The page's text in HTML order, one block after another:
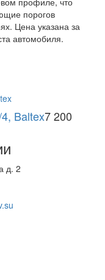
порогов
Цена указана за
автомобиля.
Baltex7 200
д. 2